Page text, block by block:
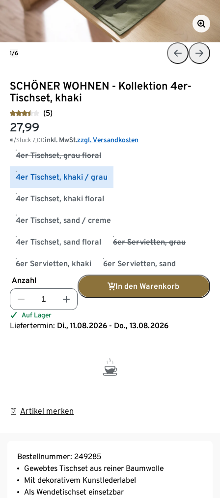
SCHÖNER WOHNEN - Kollektion 4er-
Tischset, khaki
(5)
27,99
€/Stück 7,00inkl. MwSt.zzgl. Versandkosten
4er Tischset, grau floral
4er Tischset, khaki / grau
4er Tischset, khaki floral
4er Tischset, sand / creme
4er Tischset, sand floral 6er Servietten, grau
6er Servietten, khaki
6er Servietten, sand
Anzahl
In den Warenkorb
Auf Lager
Liefertermin: Di., 11.08.2026 - Do., 13.08.2026
Artikel merken
1/6
Bestellnummer: 249285
Gewebtes Tischset aus reiner Baumwolle
Mit dekorativem Kunstlederlabel
Als Wendetischset einsetzbar